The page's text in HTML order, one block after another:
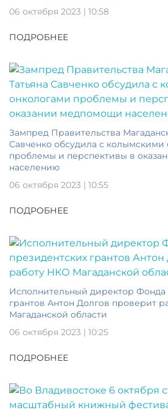
06 октября 2023 | 10:58
ПОДРОБНЕЕ
Зампред Правительства
Савченко обсудила с колымскими
проблемы и перспективы в
населению
06 октября 2023 | 10:55
ПОДРОБНЕЕ
Исполнительный директор Фонда
грантов Антон Долгов проверит
Магаданской области
06 октября 2023 | 10:25
ПОДРОБНЕЕ